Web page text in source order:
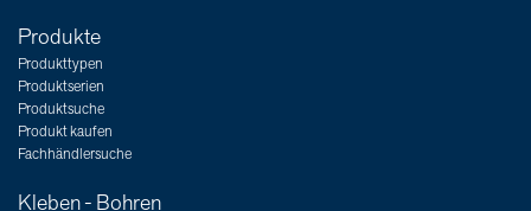
Produkte
Produkttypen
Produktserien
Produktsuche
Produkt kaufen
Fachhändlersuche
Kleben - Bohren